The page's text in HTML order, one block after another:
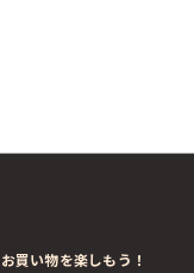
買い物を楽しもう！